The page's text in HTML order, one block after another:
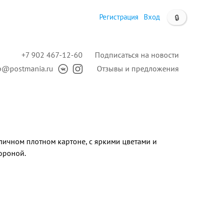
🔒
Регистрация Вход
Подписаться на новости
Отзывы и предложения
+7 902 467-12-60
плотном картоне, с яркими цветами и